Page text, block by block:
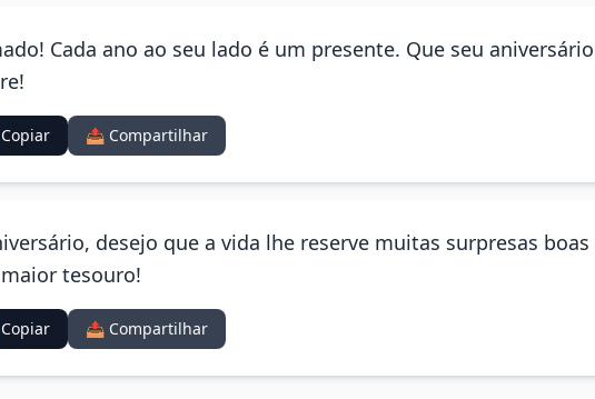
Cada ano ao seu lado é um presente. Que seu
📤 Compartilhar
desejo que a vida lhe reserve muitas surpresas
tesouro!
📤 Compartilhar